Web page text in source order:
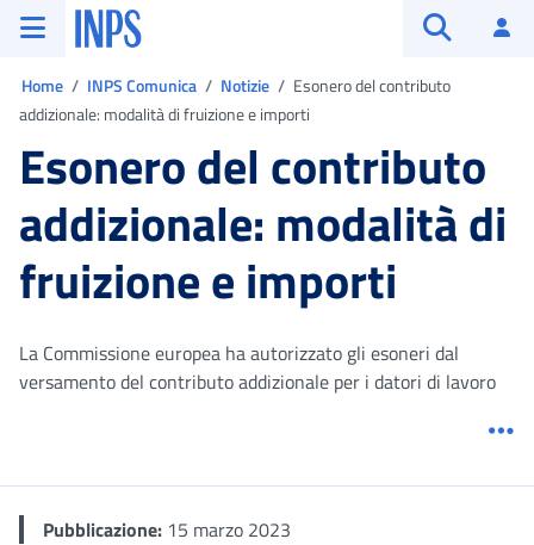
Vai al menu principale
Vai al contenuto principale
Vai al pie' di pagina
INPS ()
Home INPS Comunica Notizie
Esonero del contributo
addizionale: modalità di fruizione e importi
Esonero del contributo
addizionale: modalità di
fruizione e importi
La Commissione europea ha autorizzato gli esoneri dal
versamento del contributo addizionale per i datori di lavoro
Pubblicazione: 15 marzo 2023